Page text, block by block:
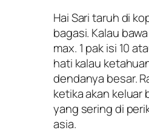
Hai Sari taruh di
bagasi. Kalau
max. 1 pak isi 10
hati kalau
dendanya besar.
ketika akan keluar
yang sering di
asia.